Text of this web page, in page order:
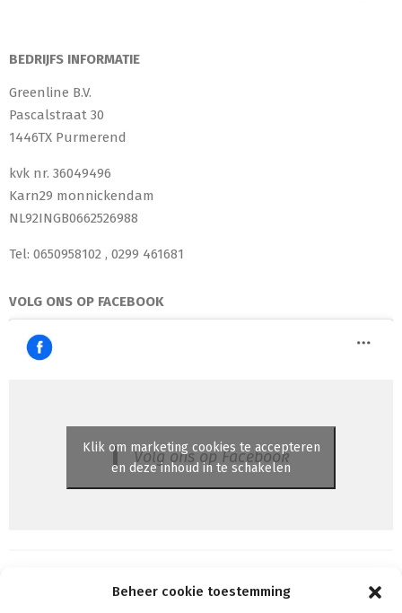
Beheer cookie toestemming
BEDRIJFS INFORMATIE
Greenline B.V.
Pascalstraat 30
1446TX Purmerend
kvk nr. 36049496
Karn29 monnickendam
NL92INGB0662526988
Tel: 0650958102 , 0299 461681
VOLG ONS OP FACEBOOK
Volg ons op Facebook
Klik om marketing cookies te accepteren
en deze inhoud in te schakelen